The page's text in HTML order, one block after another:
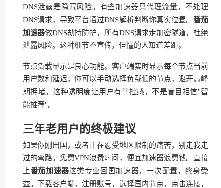
DNS泄露是隐藏风险。有些加速器只代理流量，不处理
DNS请求，导致平台通过DNS解析判断你真实位置。 番茄
加速器做DNS劫持防护，所有DNS请求走加密隧道，杜绝
泄露风险。这种细节不宣传，但懂的人知道差距。
节点负载显示是良心功能。客户端实时显示每个节点当前
用户数和延迟，你可以手动选择负载低的节点，避开高峰
期拥堵。这种透明度让用户有掌控感，不是盲目相信"智
能推荐"。
三年老用户的终极建议
如果你刚出国，或者正在忍受地区限制的痛苦，别走我走
过的弯路。免费VPN浪费时间，便宜加速器浪费钱。直接
上番茄加速器这类专业回国加速器，一次配置，终身受
益。下载客户端，注册账号，选择国内节点，点击连接，